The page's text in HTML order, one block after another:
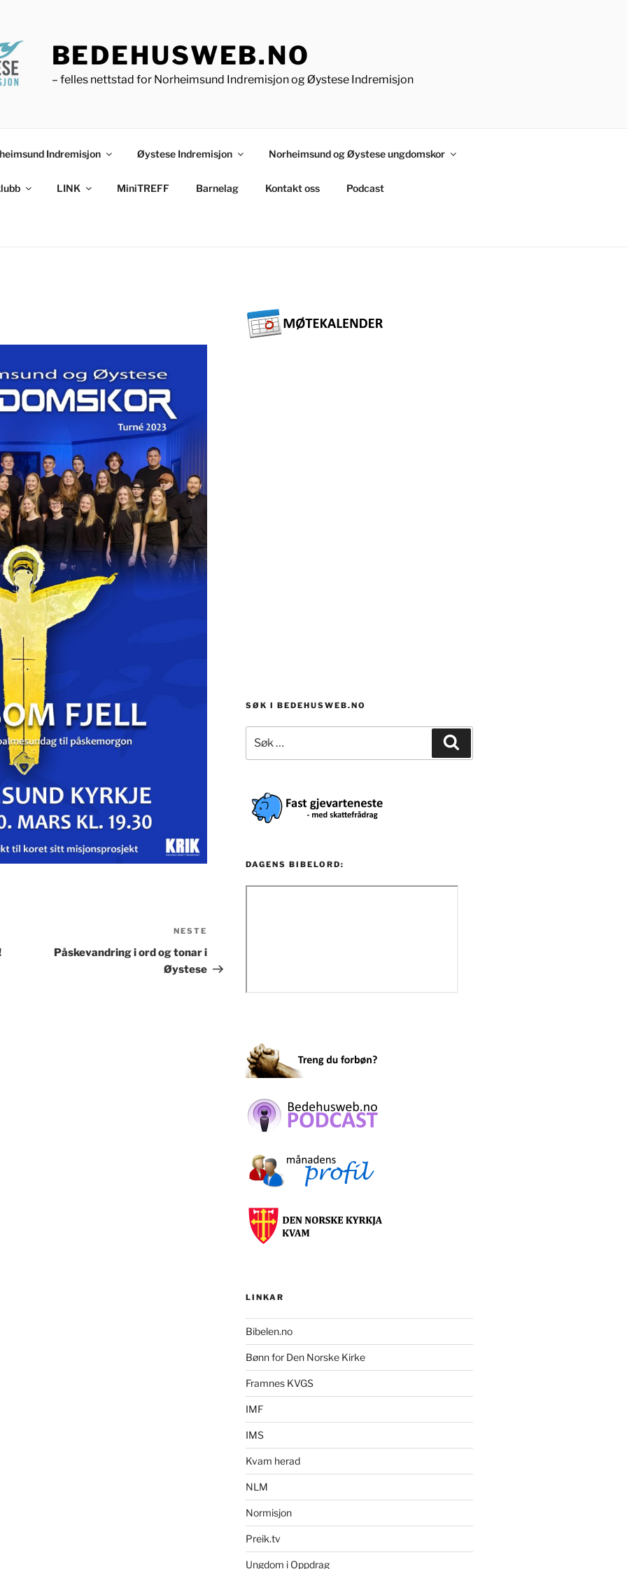
BEDEHUSWEB.NO
– felles nettstad for Norheimsund Indremisjon og Øystese Indremisjon
Indremisjon Øystese Indremisjon Norheimsund og Øystese ungdomskor
LINK MiniTREFF Barnelag Kontakt oss Podcast
innlegg
NESTE
Påskevandring i ord og tonar i
Øystese
SØK I BEDEHUSWEB.NO
etter:
DAGENS BIBELORD:
LINKAR
Bibelen.no
Bønn for Den Norske Kirke
Framnes KVGS
IMF
IMS
Kvam herad
NLM
Normisjon
Preik.tv
Ungdom i Oppdrag